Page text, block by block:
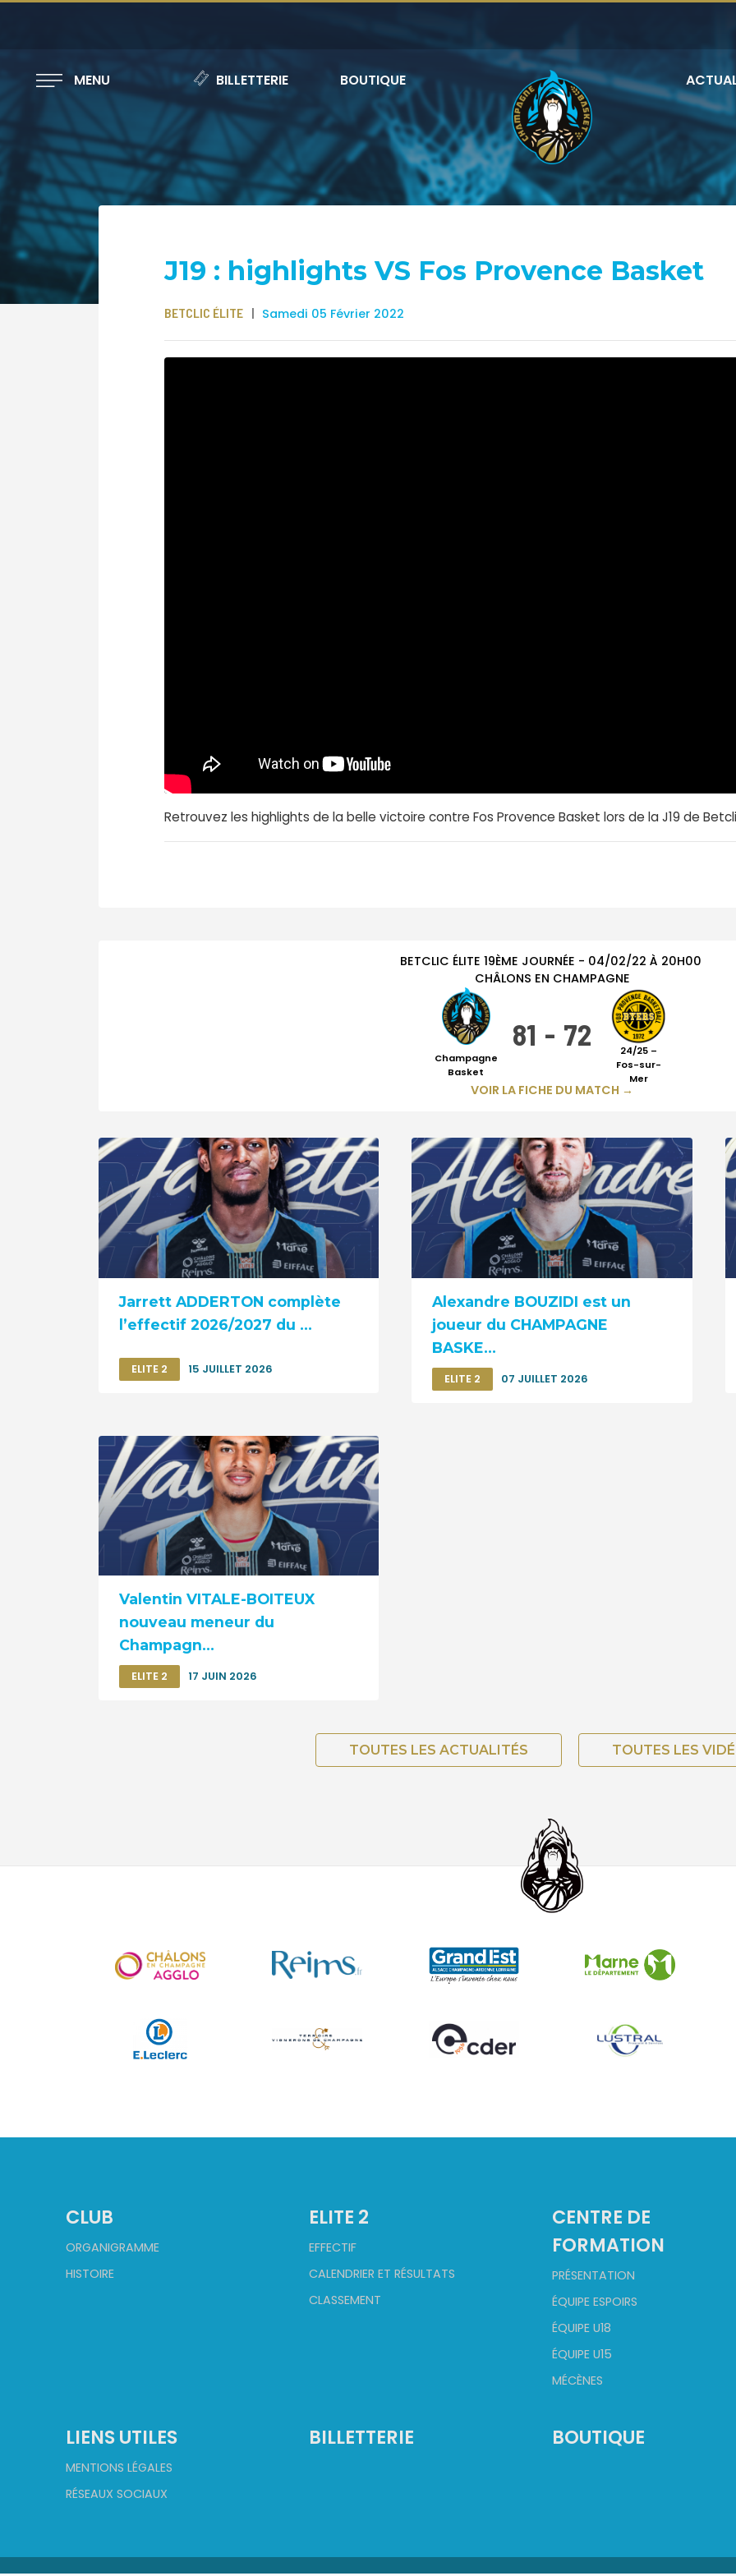
MENU BILLETTERIE BOUTIQUE
J19 : highlights VS Fos Provence Basket
BETCLIC ÉLITE Samedi 05 Février 2022
Retrouvez les highlights de la belle victoire contre Fos Provence Basket lors de la J19 de
BETCLIC ÉLITE 19ÈME JOURNÉE - 04/02/22 À 20H00
CHÂLONS EN CHAMPAGNE
Champagne
Basket
81 - 72
24/25 –
Fos-sur-
Mer
VOIR LA FICHE DU MATCH →
Jarrett ADDERTON complète
l’effectif 2026/2027 du ...
ELITE 2 15 JUILLET 2026
Alexandre BOUZIDI est un
joueur du CHAMPAGNE
BASKE...
ELITE 2 07 JUILLET 2026
Valentin VITALE-BOITEUX
nouveau meneur du
Champagn...
ELITE 2 17 JUIN 2026
TOUTES LES ACTUALITÉS TOUTES LES
CLUB
ORGANIGRAMME
HISTOIRE
ELITE 2
EFFECTIF
CALENDRIER ET RÉSULTATS
CLASSEMENT
CENTRE DE
FORMATION
PRÉSENTATION
ÉQUIPE ESPOIRS
ÉQUIPE U18
ÉQUIPE U15
MÉCÈNES
LIENS UTILES
MENTIONS LÉGALES
RÉSEAUX SOCIAUX
BILLETTERIE BOUTIQUE